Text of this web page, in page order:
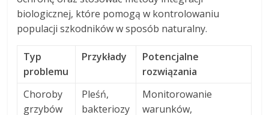
biologicznej, które pomogą w kontrolowaniu
populacji szkodników w sposób naturalny.
Typ
problemu
Przykłady
Potencjalne
rozwiązania
Choroby
grzybów
Pleśń,
bakteriozy
Monitorowanie
warunków,